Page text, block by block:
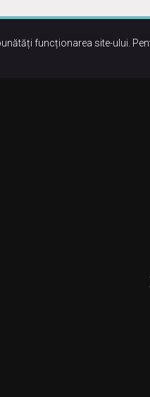
funcționarea site-ului.